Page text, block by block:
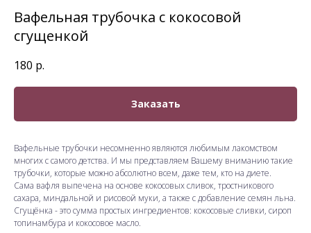
Вафельная трубочка с кокосовой
сгущенкой
180 р.
Заказать
Вафельные трубочки несомненно являются любимым лакомством
многих с самого детства. И мы представляем Вашему вниманию такие
трубочки, которые можно абсолютно всем, даже тем, кто на диете.
Сама вафля выпечена на основе кокосовых сливок, тростникового
сахара, миндальной и рисовой муки, а также с добавление семян льна.
Сгущёнка - это сумма простых ингредиентов: кокосовые сливки, сироп
топинамбура и кокосовое масло.